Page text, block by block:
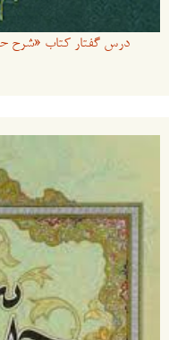
درس گفتار کتاب «شرح